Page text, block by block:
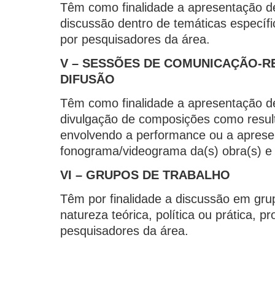
Têm como finalidade a apresentação
discussão dentro de temáticas
por pesquisadores da área.
V – SESSÕES DE COMUNICAÇÃO-
DIFUSÃO
Têm como finalidade a apresentação
divulgação de composições como
envolvendo a performance ou a
fonograma/videograma da(s) obra(s)
VI – GRUPOS DE TRABALHO
Têm por finalidade a discussão em
natureza teórica, política ou prática,
pesquisadores da área.